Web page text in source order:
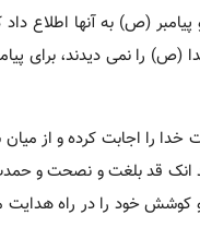
(ص) به آنها اطلاع داد
(ص) را نمی دیدند، برای
را اجابت کرده و از
انک قد بلغت و نصحت و
کوشش خود را در راه هدایت